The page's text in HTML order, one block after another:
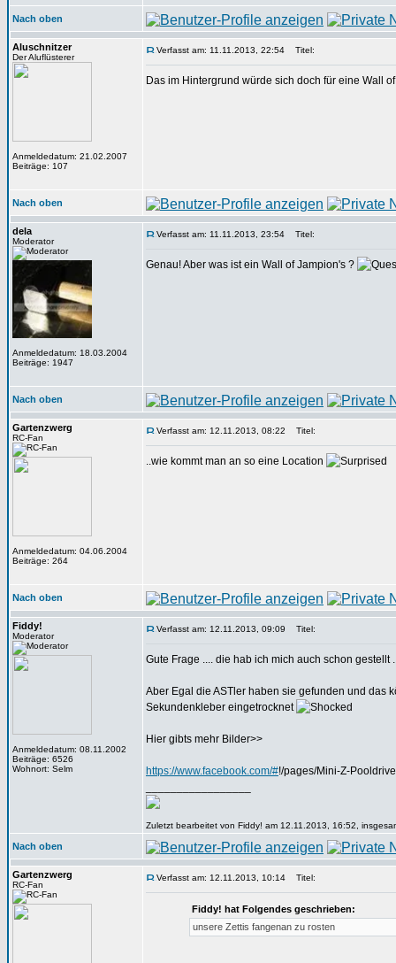
Nach oben
Aluschnitzer
Der Aluflüsterer
Anmeldedatum: 21.02.2007
Beiträge: 107
Verfasst am: 11.11.2013, 22:54 Titel:
Das im Hintergrund würde sich doch für eine Wall
Nach oben
dela
Moderator
Anmeldedatum: 18.03.2004
Beiträge: 1947
Verfasst am: 11.11.2013, 23:54 Titel:
Genau! Aber was ist ein Wall of Jampion's ?
Nach oben
Gartenzwerg
RC-Fan
Anmeldedatum: 04.06.2004
Beiträge: 264
Verfasst am: 12.11.2013, 08:22 Titel:
..wie kommt man an so eine Location
Nach oben
Fiddy!
Moderator
Anmeldedatum: 08.11.2002
Beiträge: 6526
Wohnort: Selm
Verfasst am: 12.11.2013, 09:09 Titel:
Gute Frage .... die hab ich mich auch schon gestellt
Aber Egal die ASTler haben sie gefunden und das
Sekundenkleber eingetrocknet
Hier gibts mehr Bilder>>
https://www.facebook.com/#!/pages/Mini-Z-
Zuletzt bearbeitet von Fiddy! am 12.11.2013, 16:52,
Nach oben
Gartenzwerg
RC-Fan
Verfasst am: 12.11.2013, 10:14 Titel:
Fiddy! hat Folgendes geschrieben:
unsere Zettis fangenan zu rosten